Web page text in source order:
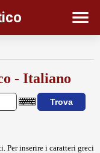
- Italiano
Per inserire i caratteri greci